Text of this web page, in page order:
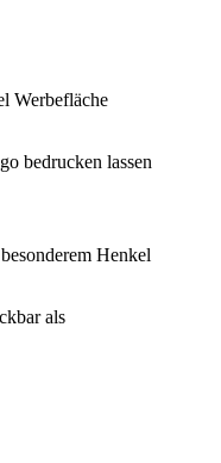
Werbefläche
Henkel